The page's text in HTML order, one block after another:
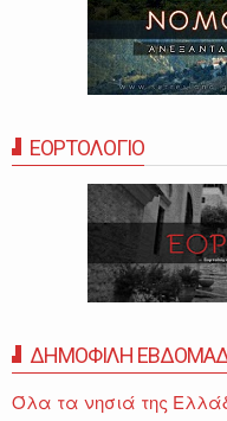
ΕΟΡΤΟΛΟΓΙΟ
ΔΗΜΟΦΙΛΗ
Όλα τα νησιά της